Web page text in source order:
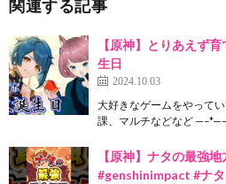
関連する記事
【原神】とりあえず
生日
2024.10.03
大好きなゲームをやって
課、マルチなどなど
【原神】ナタの最強
#genshinimpact #ナタ